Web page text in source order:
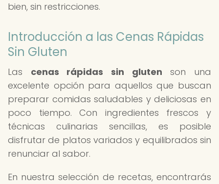
bien, sin restricciones.
Introducción a las Cenas Rápidas
Sin Gluten
Las cenas rápidas sin gluten son una
excelente opción para aquellos que buscan
preparar comidas saludables y deliciosas en
poco tiempo. Con ingredientes frescos y
técnicas culinarias sencillas, es posible
disfrutar de platos variados y equilibrados sin
renunciar al sabor.
En nuestra selección de recetas, encontrarás